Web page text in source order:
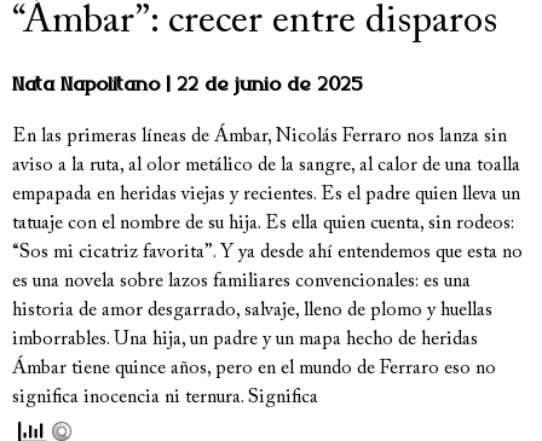
“Ámbar”: crecer entre disparos
Nata Napolitano 22 de junio de 2025
En las primeras líneas de Ámbar, Nicolás Ferraro nos lanza sin
aviso a la ruta, al olor metálico de la sangre, al calor de una toalla
empapada en heridas viejas y recientes. Es el padre quien lleva un
tatuaje con el nombre de su hija. Es ella quien cuenta, sin rodeos:
“Sos mi cicatriz favorita”. Y ya desde ahí entendemos que esta no
es una novela sobre lazos familiares convencionales: es una
historia de amor desgarrado, salvaje, lleno de plomo y huellas
imborrables. Una hija, un padre y un mapa hecho de heridas
Ámbar tiene quince años, pero en el mundo de Ferraro eso no
significa inocencia ni ternura. Significa